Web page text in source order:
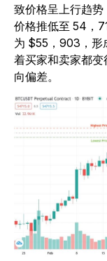
致价格呈上行趋
价格推低至 54，
为 $55，903，形
着买家和卖家都
向偏差。